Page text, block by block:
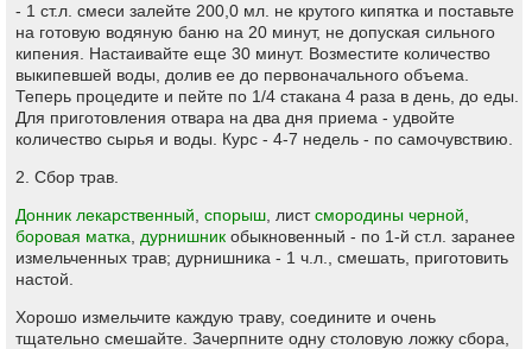
- 1 ст.л. смеси залейте 200,0 мл. не крутого кипятка и поставьте
на готовую водяную баню на 20 минут, не допуская сильного
кипения. Настаивайте еще 30 минут. Возместите количество
выкипевшей воды, долив ее до первоначального объема.
Теперь процедите и пейте по 1/4 стакана 4 раза в день, до еды.
Для приготовления отвара на два дня приема - удвойте
количество сырья и воды. Курс - 4-7 недель - по самочувствию.
2. Сбор трав.
Донник лекарственный спорыш , листсмородины черной
боровая матка
дурнишник обыкновенный - по 1-й ст.л. заранее
измельченных трав; дурнишника - 1 ч.л., смешать, приготовить
настой.
Хорошо измельчите каждую траву, соедините и очень
тщательно смешайте. Зачерпните одну столовую ложку сбора,